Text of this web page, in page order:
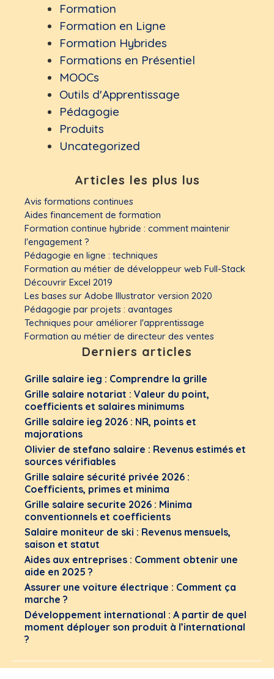
Formation
Formation en Ligne
Formation Hybrides
Formations en Présentiel
MOOCs
Outils d'Apprentissage
Pédagogie
Produits
Uncategorized
Articles les plus lus
Avis formations continues
Aides financement de formation
Formation continue hybride : comment maintenir
l'engagement ?
Pédagogie en ligne : techniques
Formation au métier de développeur web Full-Stack
Découvrir Excel 2019
Les bases sur Adobe Illustrator version 2020
Pédagogie par projets : avantages
Techniques pour améliorer l'apprentissage
Formation au métier de directeur des ventes
Derniers articles
Grille salaire ieg : Comprendre la grille
Grille salaire notariat : Valeur du point,
coefficients et salaires minimums
Grille salaire ieg 2026 : NR, points et
majorations
Olivier de stefano salaire : Revenus estimés et
sources vérifiables
Grille salaire sécurité privée 2026 :
Coefficients, primes et minima
Grille salaire securite 2026 : Minima
conventionnels et coefficients
Salaire moniteur de ski : Revenus mensuels,
saison et statut
Aides aux entreprises : Comment obtenir une
aide en 2025 ?
Assurer une voiture électrique : Comment ça
marche ?
Développement international : A partir de quel
moment déployer son produit à l’international
?